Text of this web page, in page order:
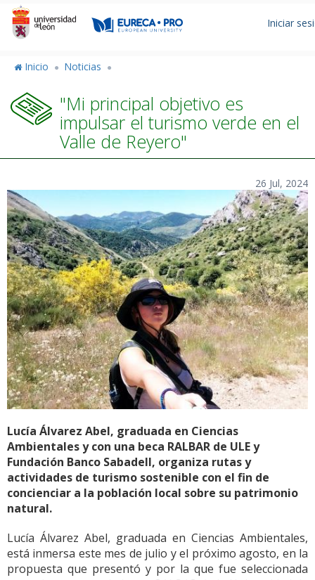
Pasar
contenido
Iniciar
Inicio Noticias
"Mi principal objetivo es
impulsar el turismo verde en el
Valle de Reyero"
26 Jul, 2024
Lucía Álvarez Abel, graduada en Ciencias
Ambientales y con una beca RALBAR de ULE y
Fundación Banco Sabadell, organiza rutas y
actividades de turismo sostenible con el fin de
concienciar a la población local sobre su patrimonio
natural.
Lucía Álvarez Abel, graduada en Ciencias Ambientales,
está inmersa este mes de julio y el próximo agosto, en la
propuesta que presentó y por la que fue seleccionada